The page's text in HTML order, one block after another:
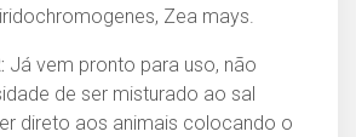
Zea mays.
Já vem pronto para uso, não
de ser misturado ao sal
direto aos animais colocando o